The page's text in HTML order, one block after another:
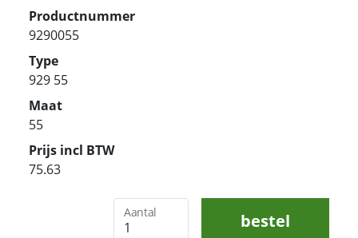
Productnummer
9290055
Type
929 55
Maat
55
Prijs incl BTW
75.63
Aantal bestel